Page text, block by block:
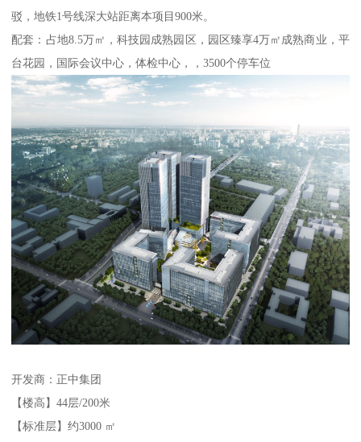
驳，地铁1号线深大站距离本项目900米。
配套：占地8.5万㎡，科技园成熟园区，园区臻享4万㎡成熟商业，平
台花园，国际会议中心，体检中心，，3500个停车位
开发商：正中集团
【楼高】44层/200米
【标准层】约3000 ㎡